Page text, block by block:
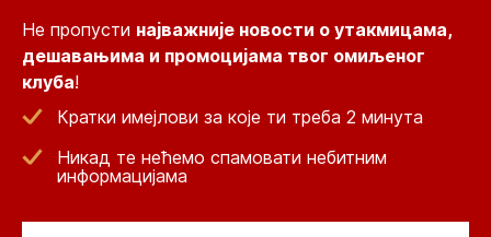
Не пропусти најважније новости о утакмицама,
дешавањима и промоцијама твог омиљеног
клуба!
Кратки имејлови за које ти треба 2 минута
Никад те нећемо спамовати небитним
информацијама